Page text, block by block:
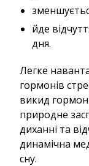
йде
дня.
Легке
гормонів
викид
природне
диханні та
динамічна
сну.